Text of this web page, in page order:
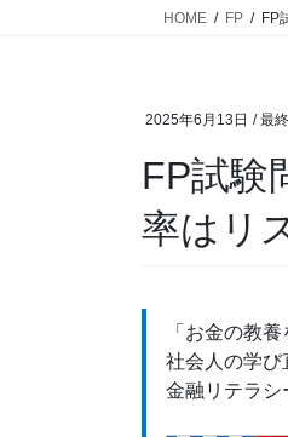
HOME FP FP
2025年6月13日 / 最
FP試験
率はリ
「お金の教
社会人の学び
金融リテラシ